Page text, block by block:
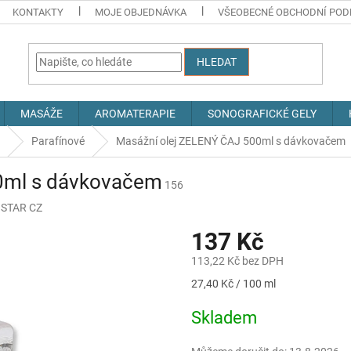
KONTAKTY MOJE OBJEDNÁVKA VŠEOBECNÉ OBCHODNÍ
HLEDAT
MASÁŽE AROMATERAPIE SONOGRAFICKÉ GELY
Parafínové Masážní olej ZELENÝ ČAJ 500ml s dávkovačem
s dávkovačem 156
CZ
137 Kč
113,22 Kč bez DPH
Měrná
27,40 Kč / 100 ml
Skladem